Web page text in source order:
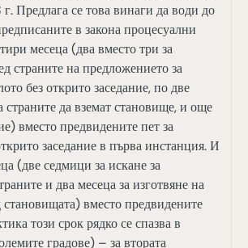
Предлага се това винаги да води до
в закона процесуални
месеца (два вместо три за
страните на предложението за
без открито заседание, по две
страните да вземат становище, и още
вместо предвидените пет за
заседание в първа инстанция. И
(две седмици за искане за
и два месеца за изготвяне на
вместо предвидените
този срок рядко се спазва в
градове) – за втората